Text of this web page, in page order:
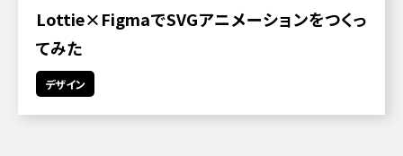
Lottie×FigmaでSVGアニメーションをつくっ
てみた
デザイン